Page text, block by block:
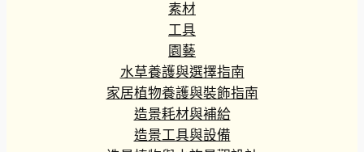
素材
工具
園藝
水草養護與選擇指南
家居植物養護與裝飾指南
造景耗材與補給
造景工具與設備